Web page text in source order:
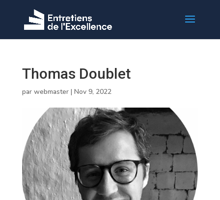
Thomas Doublet
par webmaster| Nov 9, 2022